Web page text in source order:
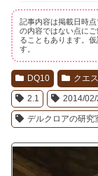
記事内容は掲載日時
の内容ではない点に
ることもあります。
す。
DQ10 クエ
2.1 2014/02/
デルクロアの研究